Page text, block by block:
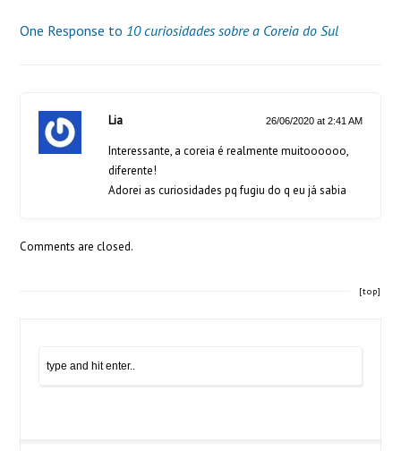
One Response to 10 curiosidades sobre a Coreia do Sul
Lia 26/06/2020 at 2:41 AM
Interessante, a coreia é realmente muitoooooo,
diferente!
Adorei as curiosidades pq fugiu do q eu já sabia
Comments are closed.
[top]